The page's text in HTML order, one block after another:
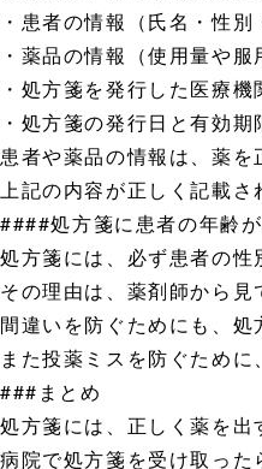
・患者の情報（氏名・性別
・薬品の情報（使用量や服
・処方箋を発行した医療機
・処方箋の発行日と有効期
患者や薬品の情報は、薬を
上記の内容が正しく記載さ
####処方箋に患者の年齢
処方箋には、必ず患者の性
その理由は、薬剤師から見
間違いを防ぐためにも、処
また投薬ミスを防ぐために
###まとめ
処方箋には、正しく薬を出
病院で処方箋を受け取った